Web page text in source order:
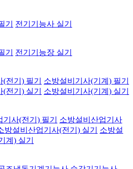
기
전기기능사 실기
기
전기기능장 실기
전기) 필기
소방설비기사(기계) 필기
전기) 실기
소방설비기사(기계) 실기
사(전기) 필기
소방설비산업기사
방설비산업기사(전기) 실기
소방설
계) 실기